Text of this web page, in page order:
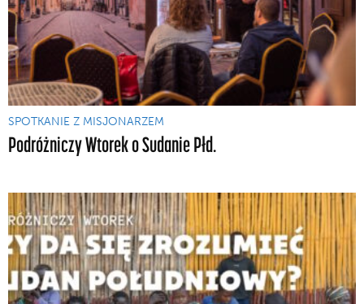
SPOTKANIE Z MISJONARZEM
Podróżniczy Wtorek o Sudanie Płd.